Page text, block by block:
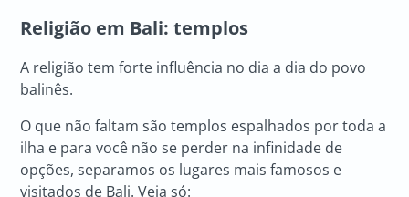
Religião em Bali: templos
A religião tem forte influência no dia a dia do povo
balinês.
O que não faltam são templos espalhados por toda a
ilha e para você não se perder na infinidade de
opções, separamos os lugares mais famosos e
visitados de Bali. Veja só: